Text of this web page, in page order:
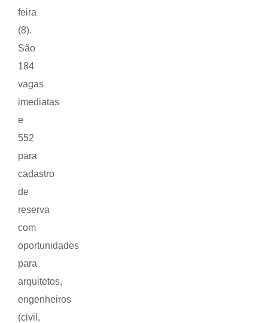
feira
(8).
São
184
vagas
imediatas
e
552
para
cadastro
de
reserva
com
oportunidades
para
arquitetos,
engenheiros
(civil,